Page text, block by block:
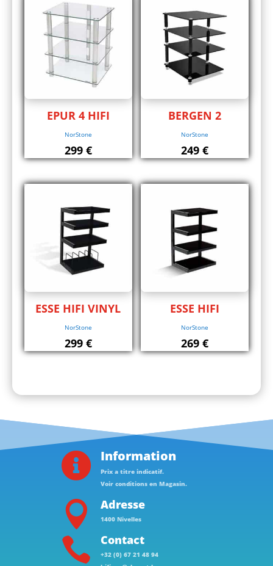
EPUR 4 HIFI
NorStone
299 €
BERGEN 2
NorStone
249€
ESSE HIFI VINYL
NorStone
299 €
ESSE HIFI
NorStone
269€
 Information
Prix a titre indicatif.
Voir conditions en Magasin.
 Adresse
1400 Nivelles
 Contact
+32 (0) 67 21 48 94